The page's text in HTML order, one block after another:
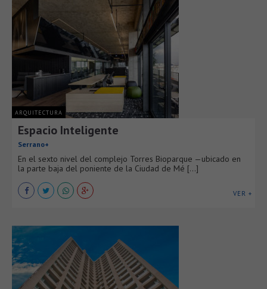
ARQUITECTURA
Espacio Inteligente
Serrano+
En el sexto nivel del complejo Torres Bioparque —ubicado en
la parte baja del poniente de la Ciudad de Mé [...]
VER +